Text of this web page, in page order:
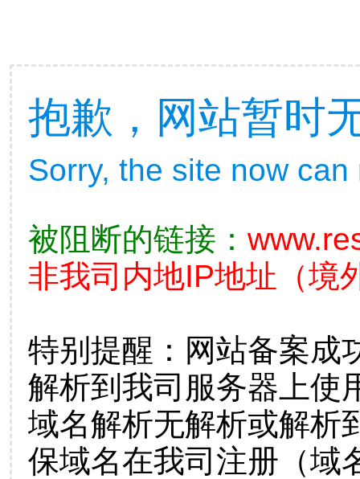
抱歉，网站暂时
Sorry, the site now
被阻断的链接：
非我司内地IP地址（境
特别提醒：网站备案成
解析到我司服务器上使
域名解析无解析或解析
保域名在我司注册（域